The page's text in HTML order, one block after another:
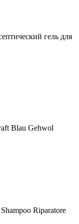
гель для
Blau Gehwol
Riparatore